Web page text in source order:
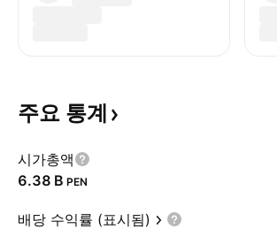
주요 통계
시가총액
‪6.38 B‬ PEN
배당 수익률 (표시됨)